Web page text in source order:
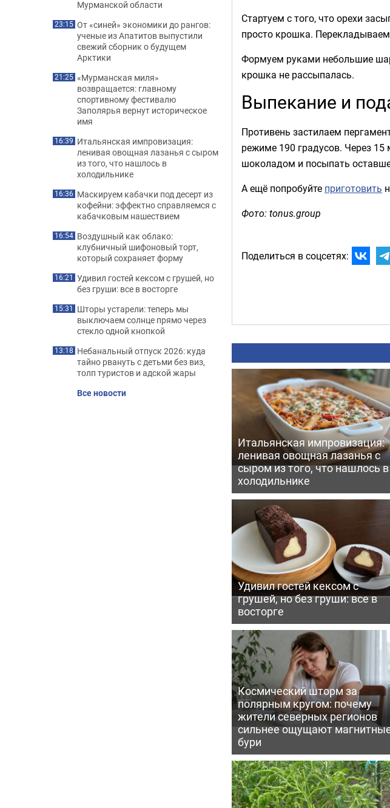
Стартуем с того, что орехи
просто крошка.
Формуем руками небольшие
крошка не рассыпалась.
Выпекание и
Противень застилаем
режиме 190 градусов. Через
шоколадом и посыпать
А ещё попробуйте приготовить
Фото: tonus.group
Поделиться в соцсетях:
Итальянская импровизация:
ленивая овощная лазанья с
сыром из того, что нашлось в
холодильнике
Удивил гостей кексом с
грушей, но без груши: все в
восторге
Космический шторм за
полярным кругом: почему
жители северных регионов
сильнее ощущают
бури
Мурманской области
23:15 От «синей» экономики до рангов:
ученые из Апатитов выпустили
свежий сборник о будущем
Арктики
21:25 «Мурманская миля»
возвращается: главному
спортивному фестивалю
Заполярья вернут историческое
имя
16:39 Итальянская импровизация:
ленивая овощная лазанья с сыром
из того, что нашлось в
холодильнике
16:36 Маскируем кабачки под десерт из
кофейни: эффектно справляемся с
кабачковым нашествием
16:54 Воздушный как облако:
клубничный шифоновый торт,
который сохраняет форму
16:21 Удивил гостей кексом с грушей, но
без груши: все в восторге
15:31 Шторы устарели: теперь мы
выключаем солнце прямо через
стекло одной кнопкой
13:18 Небанальный отпуск 2026: куда
тайно рвануть с детьми без виз,
толп туристов и адской жары
Все новости